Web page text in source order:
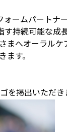
ームパートナ
持続可能な成
へオーラル
す。
掲出いただき